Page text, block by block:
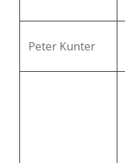
Peter Kunter